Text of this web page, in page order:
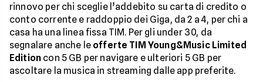
rinnovo per chi sceglie l’addebito su carta di credito o
conto corrente e raddoppio dei Giga, da 2 a 4, per chi a
casa ha una linea fissa TIM. Per gli under 30, da
segnalare anche le offerte TIM Young&Music Limited
Edition con 5 GB per navigare e ulteriori 5 GB per
ascoltare la musica in streaming dalle app preferite.